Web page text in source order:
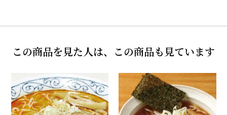
この商品を見た人は、この商品も見ています